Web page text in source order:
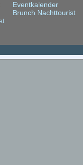
Eventkalender
Brunch Nachttourist